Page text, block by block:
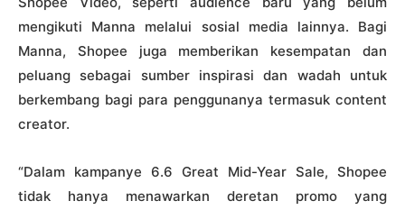
mengikuti Manna melalui sosial media lainnya. Bagi
Manna, Shopee juga memberikan kesempatan dan
peluang sebagai sumber inspirasi dan wadah untuk
berkembang bagi para penggunanya termasuk content
creator.
“Dalam kampanye 6.6 Great Mid-Year Sale, Shopee
tidak hanya menawarkan deretan promo yang